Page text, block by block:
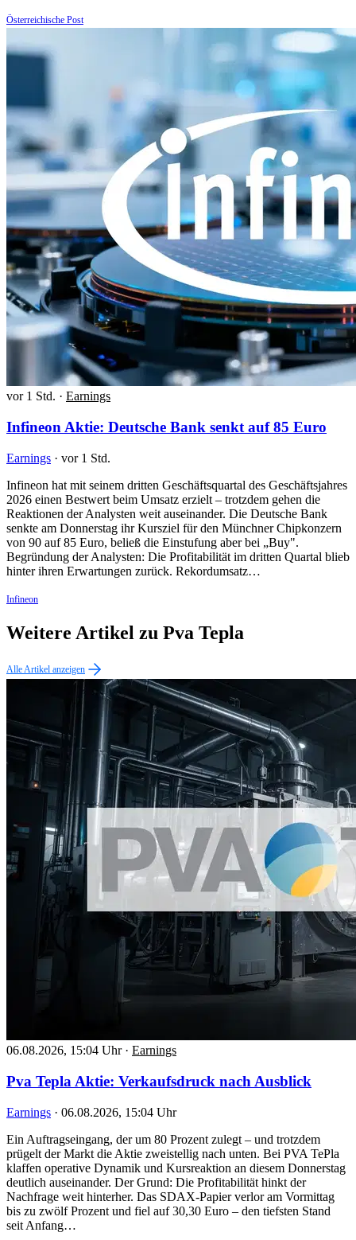
Österreichische Post
vor 1 Std. · Earnings
Infineon Aktie: Deutsche Bank senkt auf 85 Euro
Earnings · vor 1 Std.
Infineon hat mit seinem dritten Geschäftsquartal des Geschäftsjahres
2026 einen Bestwert beim Umsatz erzielt – trotzdem gehen die
Reaktionen der Analysten weit auseinander. Die Deutsche Bank
senkte am Donnerstag ihr Kursziel für den Münchner Chipkonzern
von 90 auf 85 Euro, beließ die Einstufung aber bei „Buy".
Begründung der Analysten: Die Profitabilität im dritten Quartal blieb
hinter ihren Erwartungen zurück. Rekordumsatz…
Infineon
Weitere Artikel zu Pva Tepla
Alle Artikel anzeigen
06.08.2026, 15:04 Uhr · Earnings
Pva Tepla Aktie: Verkaufsdruck nach Ausblick
Earnings · 06.08.2026, 15:04 Uhr
Ein Auftragseingang, der um 80 Prozent zulegt – und trotzdem
prügelt der Markt die Aktie zweistellig nach unten. Bei PVA TePla
klaffen operative Dynamik und Kursreaktion an diesem Donnerstag
deutlich auseinander. Der Grund: Die Profitabilität hinkt der
Nachfrage weit hinterher. Das SDAX-Papier verlor am Vormittag
bis zu zwölf Prozent und fiel auf 30,30 Euro – den tiefsten Stand
seit Anfang…